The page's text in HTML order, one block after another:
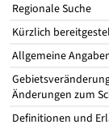
Regionale Suche
Kürzlich
Allgemeine
Änderungen zum
Definitionen und